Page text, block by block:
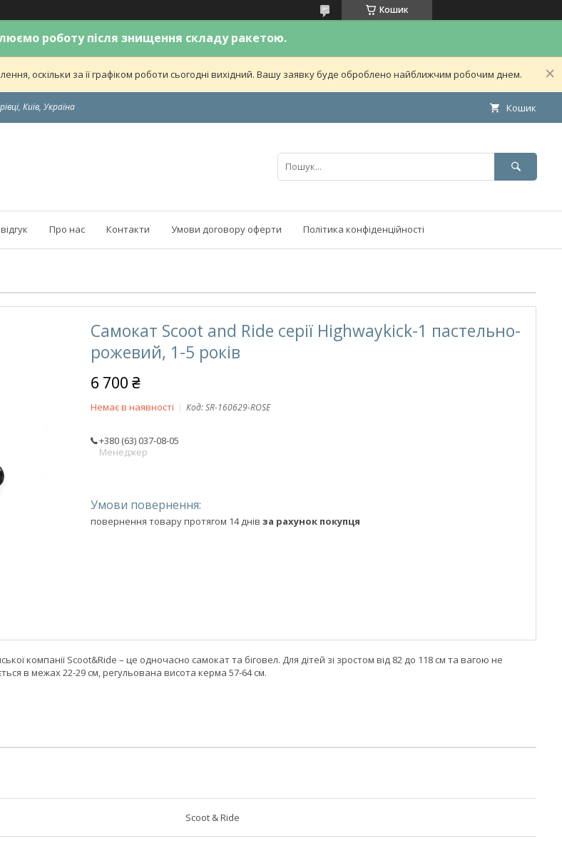
Кошик
роботу після знищення складу ракетою.
оскільки за її графіком роботи сьогодні вихідний. Вашу заявку буде оброблено найближчим робочим днем.
Київ, Україна Кошик
Про нас Контакти Умови договору оферти Політика конфіденційності
Самокат Scoot and Ride серії Highwaykick-1 пастельно-
рожевий, 1-5 років
6 700 ₴
Немає в наявності Код:SR-160629-ROSE
+380 (63) 037-08-05
Менеджер
повернення товару протягом 14 днів за рахунок покупця
компанії Scoot&Ride – це одночасно самокат та біговел. Для дітей зі зростом від 82 до 118 см та вагою не
в межах 22-29 см, регульована висота керма 57-64 см.
Scoot & Ride